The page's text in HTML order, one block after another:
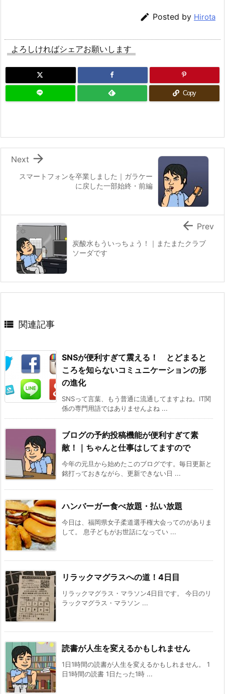
 Posted by Hirota
よろしければシェアお願いします
Copy
スマートフォンを卒業しました｜ガラケー
に戻した一部始終・前編

Next
炭酸水もういっちょう！｜またまたクラブ
ソーダです
 Prev
 関連記事
SNSが便利すぎて震える！ とどまると
ころを知らないコミュニケーションの形
の進化
SNSって言葉、もう普通に流通してますよね。IT関
係の専門用語ではありませんよね ...
ブログの予約投稿機能が便利すぎて素
敵！｜ちゃんと仕事はしてますので
今年の元旦から始めたこのブログです。毎日更新と
銘打っておきながら、更新できない日 ...
ハンバーガー食べ放題・払い放題
今日は、福岡県女子柔道選手権大会ってのがありま
して。 息子どもがお世話になってい ...
リラックマグラスへの道！4日目
リラックマグラス・マラソン4日目です。 今日のリ
ラックマグラス・マラソン ...
読書が人生を変えるかもしれません
1日1時間の読書が人生を変えるかもしれません。 1
日1時間の読書 1日たった1時 ...